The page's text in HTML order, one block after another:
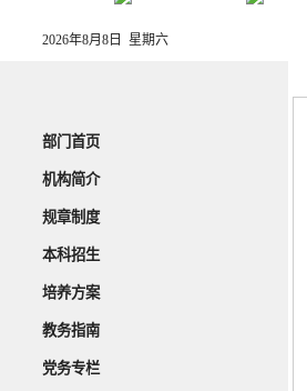
2026年8月8日 星期六
部门首页
机构简介
规章制度
本科招生
培养方案
教务指南
党务专栏